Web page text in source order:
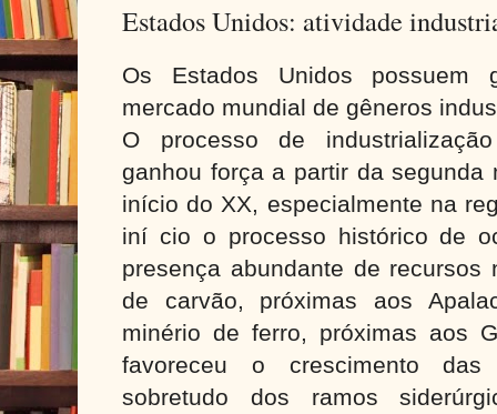
Estados Unidos: atividade
Os Estados Unidos possuem
mercado mundial de gêneros
O processo de
ganhou força a partir da segunda
início do XX, especialmente na
iní cio o processo histórico de
presença abundante de recursos
de carvão, próximas aos
minério de ferro, próximas aos
favoreceu o crescimento das
sobretudo dos ramos